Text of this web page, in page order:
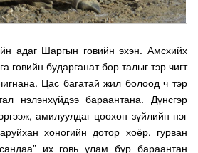
адаг Шаргын говийн эхэн. Амсхийх
говийн бударганат бор талыг тэр чигт
Цас багатай жил болоод ч тэр
нэлэнхүйдээ бараантана. Дүнсгэр
амилуулдаг цөөхөн зүйлийн нэг
хоногийн дотор хоёр, гурван
их говь улам бүр бараантан